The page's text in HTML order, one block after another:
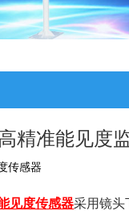
精准能见度
传感器
见度传感器采用镜头